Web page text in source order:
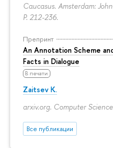
Caucasus. Amsterdam:
P. 212-236.
Препринт
An Annotation Scheme
Facts in Dialogue
В печати
Zaitsev K.
arxiv.org. Computer
Все публикации